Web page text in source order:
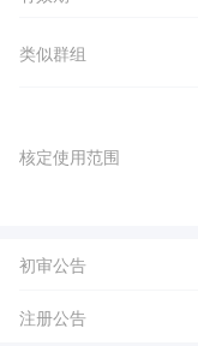
类似群组
核定使用范围
初审公告
注册公告